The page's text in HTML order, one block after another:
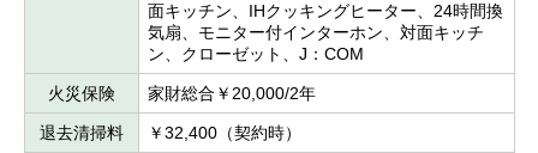
面キッチン、IHクッキングヒーター、24時間換
気扇、モニター付インターホン、対面キッチ
ン、クローゼット、J：COM
火災保険 家財総合￥20,000/2年
退去清掃料 ￥32,400（契約時）